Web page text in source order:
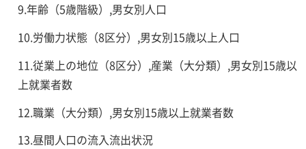
9.年齢（5歳階級）,男女別人口
10.労働力状態（8区分）,男女別15歳以上人口
11.従業上の地位（8区分）,産業（大分類）,男女別15歳以
上就業者数
12.職業（大分類）,男女別15歳以上就業者数
13.昼間人口の流入流出状況